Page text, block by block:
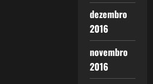
dezembro
2016
novembro
2016